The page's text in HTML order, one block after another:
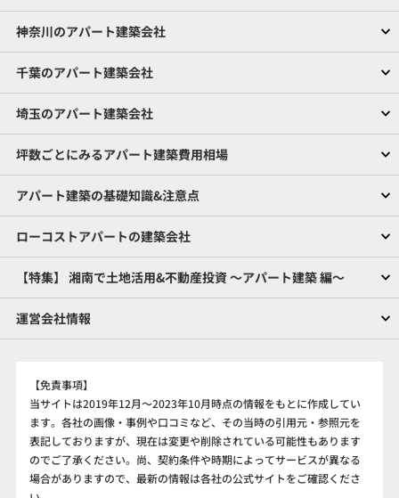
神奈川のアパート建築会社
千葉のアパート建築会社
埼玉のアパート建築会社
坪数ごとにみるアパート建築費用相場
アパート建築の基礎知識&注意点
ローコストアパートの建築会社
【特集】 湘南で土地活用&不動産投資 ～アパート建築 編～
運営会社情報
【免責事項】
当サイトは2019年12月～2023年10月時点の情報をもとに作成してい
ます。各社の画像・事例や口コミなど、その当時の引用元・参照元を
表記しておりますが、現在は変更や削除されている可能性もあります
のでご了承ください。尚、契約条件や時期によってサービスが異なる
場合がありますので、最新の情報は各社の公式サイトをご確認くださ